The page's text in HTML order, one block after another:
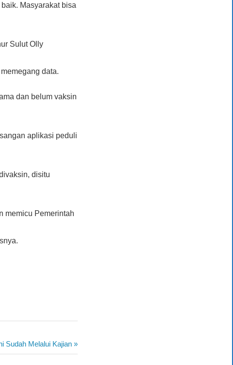
Masyarakat bisa
Sulut Olly
data.
dan belum vaksin
aplikasi peduli
disitu
memicu Pemerintah
Sudah Melalui Kajian